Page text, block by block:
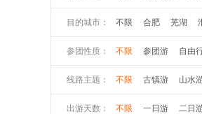
山西旅游
黑龙江旅游
目的城市： 不限 合肥 芜湖
参团性质： 不限 参团游 自由
线路主题： 不限 古镇游 山水
出游天数： 不限 一日游 二日